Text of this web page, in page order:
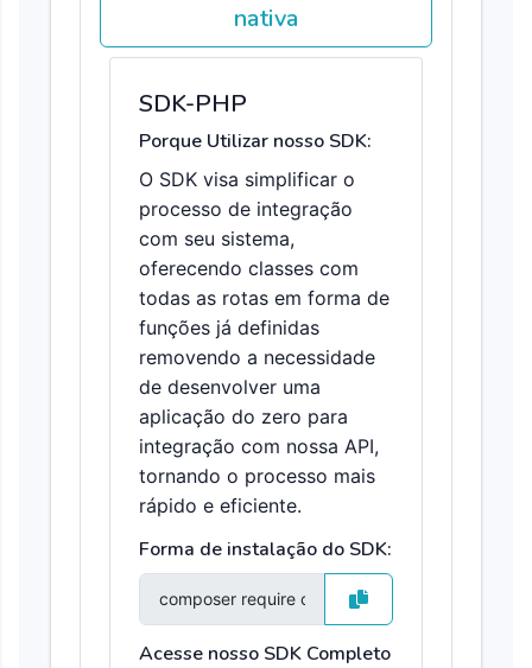
nativa
SDK-PHP
Porque Utilizar nosso SDK:
O SDK visa simplificar o
processo de integração
com seu sistema,
oferecendo classes com
todas as rotas em forma de
funções já definidas
removendo a necessidade
de desenvolver uma
aplicação do zero para
integração com nossa API,
tornando o processo mais
rápido e eficiente.
Forma de instalação do SDK:
Acesse nosso SDK Completo